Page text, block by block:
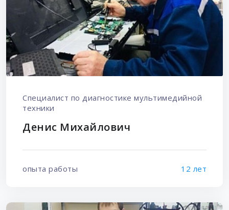
Специалист по диагностике мультимедийной
техники
Денис Михайлович
опыта работы 12 лет